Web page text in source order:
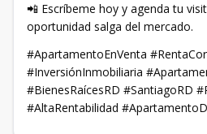
📲 Escríbeme hoy y agenda tu
oportunidad salga del mercado.
#ApartamentoEnVenta
#InversiónInmobiliaria
#BienesRaícesRD #SantiagoRD
#AltaRentabilidad